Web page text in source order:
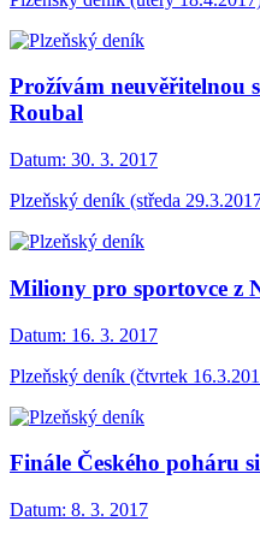
Prožívám neuvěřitelnou
Roubal
Datum: 30. 3. 2017
Plzeňský deník (středa
Miliony pro sportovce z
Datum: 16. 3. 2017
Plzeňský deník (čtvrtek
Finále Českého poháru
Datum: 8. 3. 2017